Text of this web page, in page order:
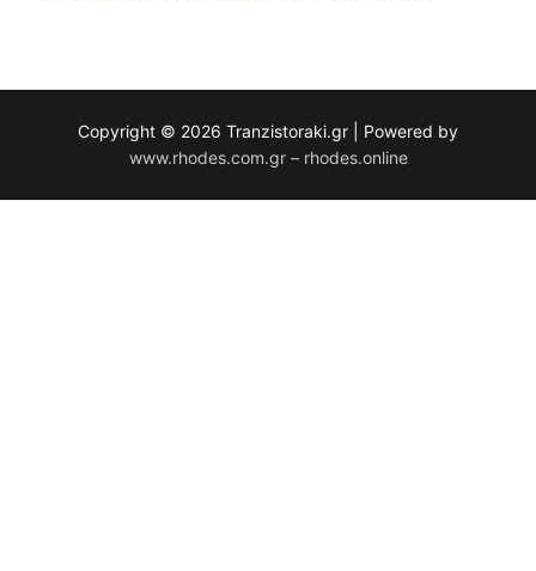
Copyright © 2026 Tranzistoraki.gr | Powered by
www.rhodes.com.gr – rhodes.online